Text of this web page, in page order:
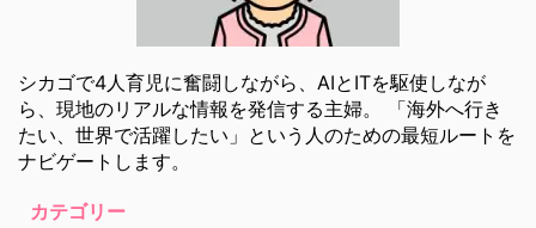
シカゴで4人育児に奮闘しながら、AIとITを駆使しなが
ら、現地のリアルな情報を発信する主婦。 「海外へ行き
たい、世界で活躍したい」という人のための最短ルートを
ナビゲートします。
カテゴリー